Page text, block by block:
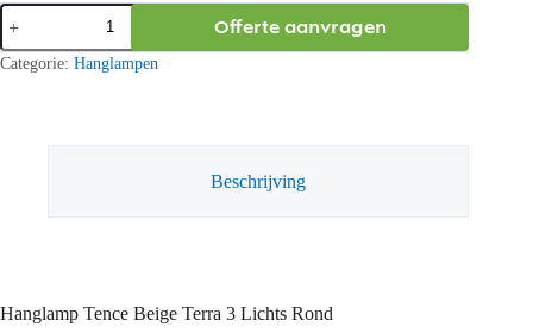
Hanglamp
Tence
Beige
Terra
Offerte aanvragen
Categorie: Hanglampen
Beschrijving
Hanglamp Tence Beige Terra 3 Lichts Rond